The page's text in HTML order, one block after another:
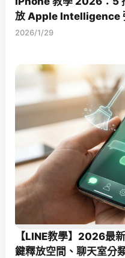
放 Apple Intelligence
2026/1/29
【LINE教學】2026最
鍵釋放空間、聊天室分